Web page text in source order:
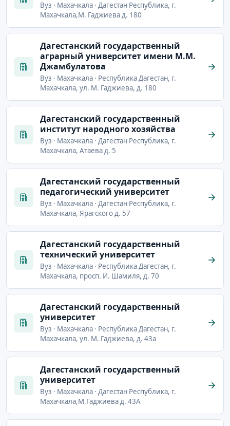
Вуз · Махачкала · Дагестан Республика, г.
Махачкала,М. Гаджиева д. 180
Дагестанский государственный
аграрный университет имени М.М.
Джамбулатова
Вуз · Махачкала · Республика Дагестан, г.
Махачкала, ул. М. Гаджиева, д. 180
Дагестанский государственный
институт народного хозяйства
Вуз · Махачкала · Дагестан Республика, г.
Махачкала, Атаева д. 5
Дагестанский государственный
педагогический университет
Вуз · Махачкала · Дагестан Республика, г.
Махачкала, Ярагского д. 57
Дагестанский государственный
технический университет
Вуз · Махачкала · Республика Дагестан, г.
Махачкала, просп. И. Шамиля, д. 70
Дагестанский государственный
университет
Вуз · Махачкала · Республика Дагестан, г.
Махачкала, ул. М. Гаджиева, д. 43а
Дагестанский государственный
университет
Вуз · Махачкала · Дагестан Республика, г.
Махачкала,М.Гаджиева д. 43А